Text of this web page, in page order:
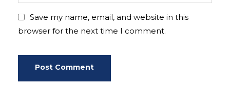
Save my name, email, and website in this
browser for the next time I comment.